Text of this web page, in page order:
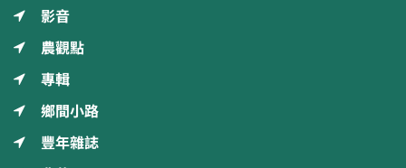
影音
農觀點
專輯
鄉間小路
豐年雜誌